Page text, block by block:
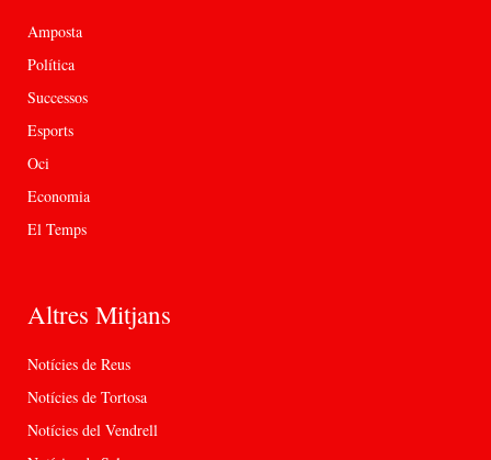
Amposta
Política
Successos
Esports
Oci
Economia
El Temps
Altres Mitjans
Notícies de Reus
Notícies de Tortosa
Notícies del Vendrell